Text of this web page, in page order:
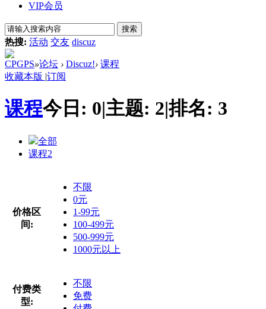
VIP会员
搜索
热搜: 活动 交友 discuz
CPGPS»论坛 › Discuz!› 课程
收藏本版 |订阅
课程今日: 0|主题: 2|排名: 3
全部
课程2
价格区
间:
不限
0元
1-99元
100-499元
500-999元
1000元以上
付费类
型:
不限
免费